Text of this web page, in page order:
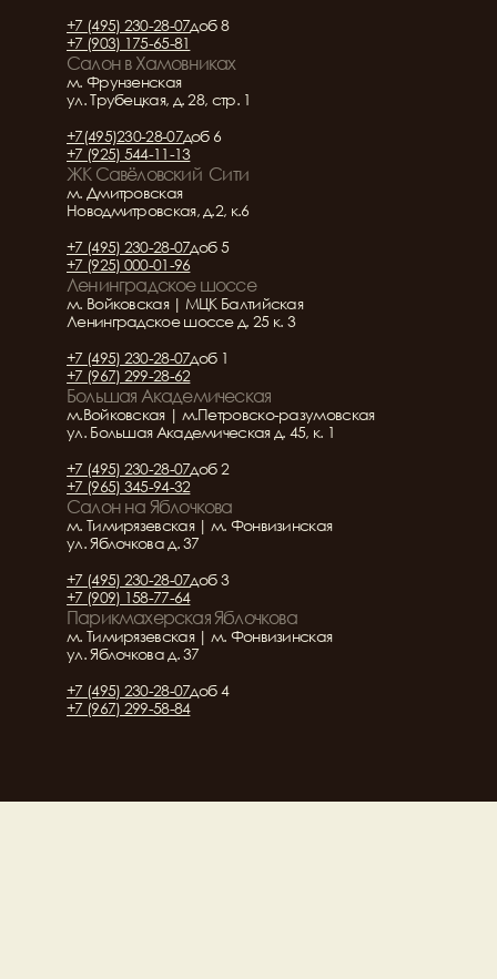
+7 (495) 230-28-07доб 8
+7 (903) 175-65-81
Салон в Хамовниках
м. Фрунзенская
ул. Трубецкая, д. 28, стр. 1
+7(495)230-28-07доб 6
+7 (925) 544-11-13
ЖК Савёловский  Сити
м. Дмитровская
Новодмитровская, д.2, к.6
+7 (495) 230-28-07доб 5
+7 (925) 000-01-96
Ленинградское шоссе
м. Войковская | МЦК Балтийская
Ленинградское шоссе д. 25 к. 3
+7 (495) 230-28-07доб 1
+7 (967) 299-28-62
Большая Академическая
м.Войковская | м.Петровско-разумовская
ул. Большая Академическая д. 45, к. 1
+7 (495) 230-28-07доб 2
+7 (965) 345-94-32
Салон на Яблочкова
м. Тимирязевская | м. Фонвизинская
ул. Яблочкова д. 37
+7 (495) 230-28-07доб 3
+7 (909) 158-77-64
Парикмахерская Яблочкова
м. Тимирязевская | м. Фонвизинская
ул. Яблочкова д. 37
+7 (495) 230-28-07доб 4
+7 (967) 299-58-84